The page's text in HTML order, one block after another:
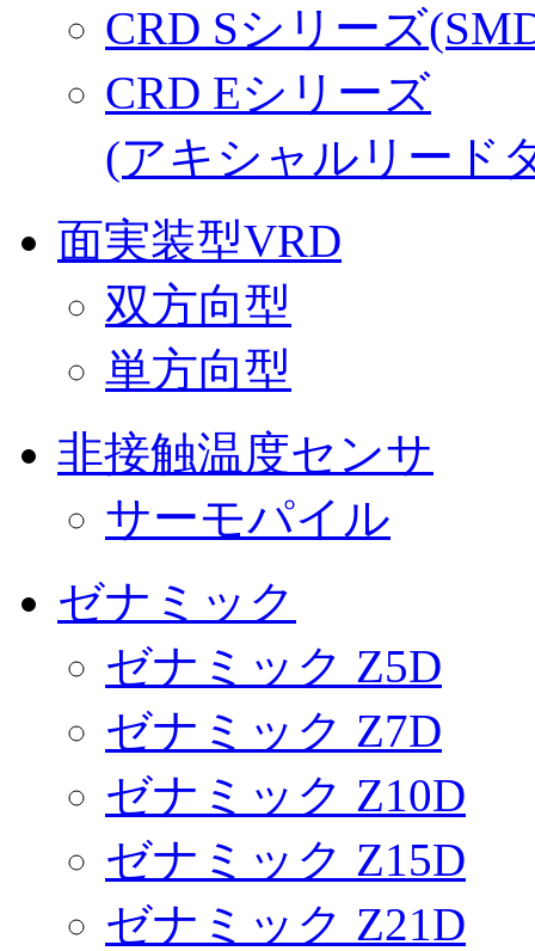
CRD Sシリーズ
CRD Eシリーズ
(アキシャルリード
面実装型VRD
双方向型
単方向型
非接触温度センサ
サーモパイル
ゼナミック
ゼナミック Z5D
ゼナミック Z7D
ゼナミック Z10D
ゼナミック Z15D
ゼナミック Z21D